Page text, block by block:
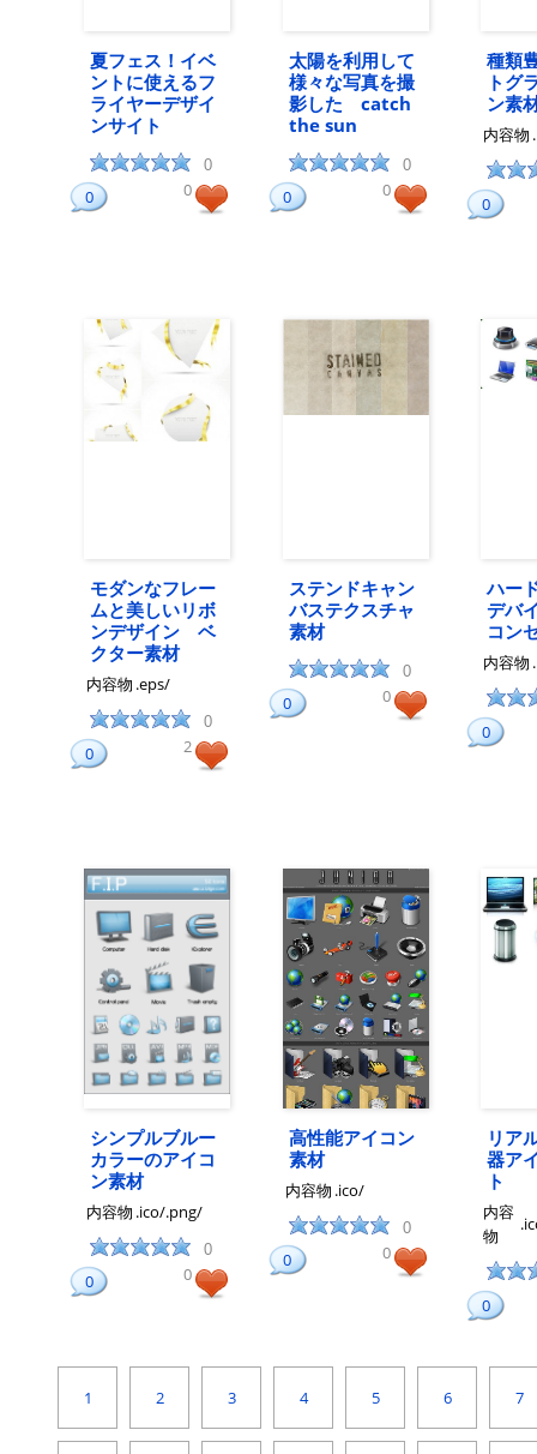
夏フェス！イベ
ントに使えるフ
ライヤーデザイ
ンサイト
0
0 0
太陽を利用して
様々な写真を撮
影した catch
the sun
0
0 0
種類
トグ
ン素
内容物
0
モダンなフレー
ムと美しいリボ
ンデザイン ベ
クター素材
内容物 .eps/
0
0 2
ステンドキャン
バステクスチャ
素材
0
0 0
ハー
デバ
コン
内容物
0
シンプルブルー
カラーのアイコ
ン素材
内容物 .ico/.png/
0
0 0
高性能アイコン
素材
内容物 .ico/
0
0 0
リア
器ア
ト
内容
物
0
1 2 3 4 5 6 7